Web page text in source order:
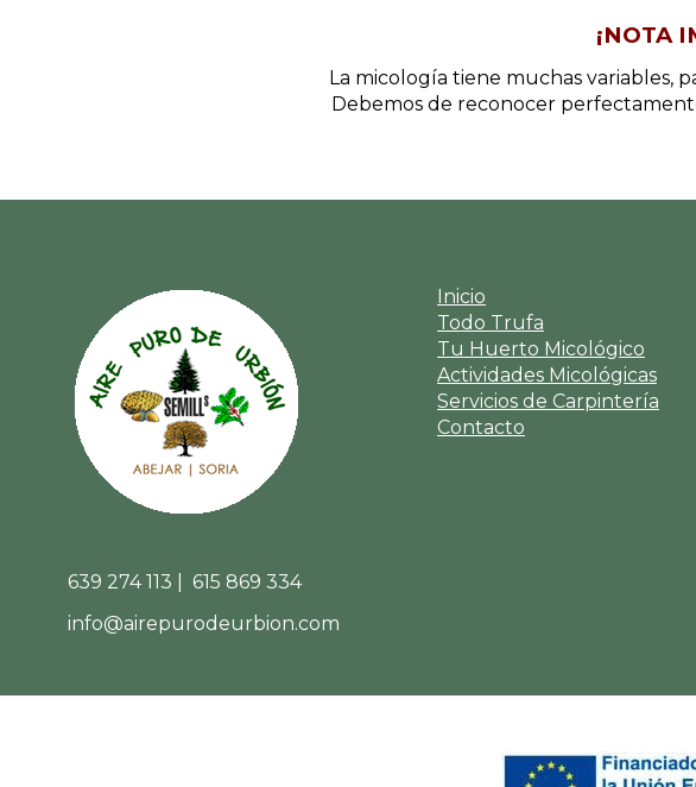
¡NOTA
La micología tiene muchas variables,
Debemos de reconocer
639 274 113 | 615 869 334
info@airepurodeurbion.com
Inicio
Todo Trufa
Tu Huerto Micológico
Actividades Micológicas
Servicios de Carpintería
Contacto